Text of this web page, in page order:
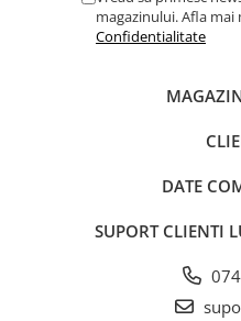
iPhone 16 Plus
iPhone 14 Pro
magazinului. Afla mai
Confidentialitate
DATE
SUPORT CLIENTI